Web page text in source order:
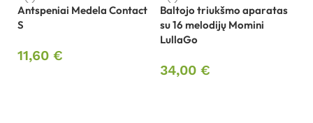
Antspeniai Medela Contact
S
11,60 €
Baltojo triukšmo aparatas
su 16 melodijų Momini
LullaGo
34,00 €